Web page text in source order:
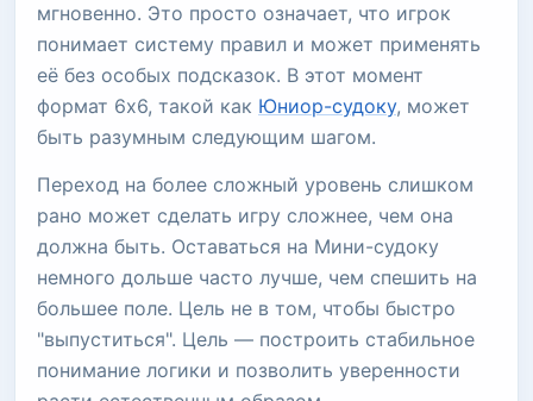
мгновенно. Это просто означает, что игрок
понимает систему правил и может применять
её без особых подсказок. В этот момент
формат 6x6, такой как Юниор-судоку, может
быть разумным следующим шагом.
Переход на более сложный уровень слишком
рано может сделать игру сложнее, чем она
должна быть. Оставаться на Мини-судоку
немного дольше часто лучше, чем спешить на
большее поле. Цель не в том, чтобы быстро
"выпуститься". Цель — построить стабильное
понимание логики и позволить уверенности